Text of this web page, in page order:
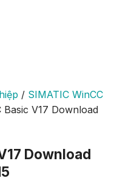
/ SIMATIC WinCC
Basic V17 Download
Download